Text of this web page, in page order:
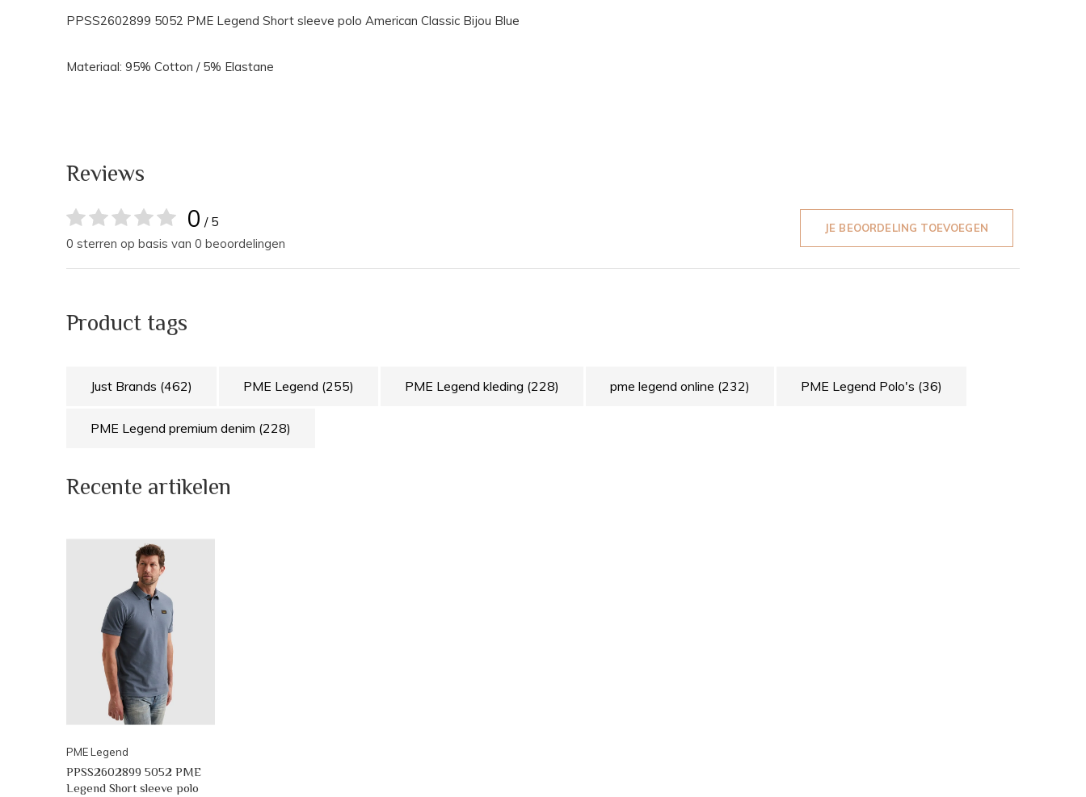
PPSS2602899 5052 PME Legend Short sleeve polo American Classic Bijou Blue
Materiaal: 95% Cotton / 5% Elastane
Reviews
0 / 5
0 sterren op basis van 0 beoordelingen
JE BEOORDELING TOEVOEGEN
Product tags
Just Brands (462) PME Legend (255) PME Legend kleding (228) pme legend online (232) PME Legend Polo's (36)
PME Legend premium denim (228)
Recente artikelen
PME Legend
PPSS2602899 5052 PME
Legend Short sleeve polo